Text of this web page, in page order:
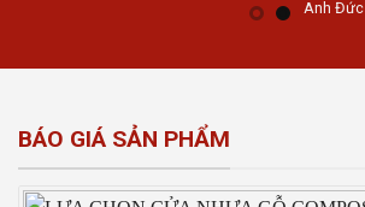
Anh Đức
BÁO GIÁ SẢN PHẨM